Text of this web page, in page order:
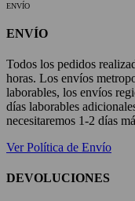
ENVÍO
ENVÍO
Todos los pedidos
horas. Los envíos
laborables, los envíos
días laborables
necesitaremos 1-2 días
Ver Política de Envío
DEVOLUCIONES